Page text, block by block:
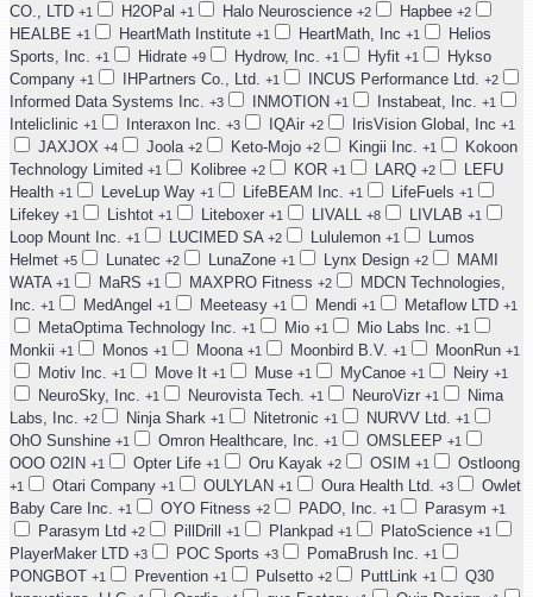
CO., LTD +1 H2OPal +1 Halo Neuroscience +2 Hapbee +2
HEALBE +1 HeartMath Institute +1 HeartMath, Inc +1
Helios
Sports, Inc. +1 Hidrate +9 Hydrow, Inc. +1 Hyfit +1
Hykso
Company +1 IHPartners Co., Ltd. +1 INCUS Performance Ltd. +2
Informed Data Systems Inc. +3 INMOTION +1 Instabeat, Inc. +1
Inteliclinic +1 Interaxon Inc. +3 IQAir +2 IrisVision Global, Inc +1
JAXJOX +4 Joola +2 Keto-Mojo +2 Kingii Inc. +1
Kokoon
Technology Limited +1 Kolibree +2 KOR +1 LARQ +2
LEFU
Health +1 LeveLup Way +1 LifeBEAM Inc. +1 LifeFuels +1
Lifekey +1 Lishtot +1 Liteboxer +1 LIVALL +8 LIVLAB +1
Loop Mount Inc. +1 LUCIMED SA +2 Lululemon +1
Lumos
Helmet +5 Lunatec +2 LunaZone +1 Lynx Design +2
MAMI
WATA +1 MaRS +1 MAXPRO Fitness +2
MDCN Technologies,
Inc. +1 MedAngel +1 Meeteasy +1 Mendi +1 Metaflow LTD +1
MetaOptima Technology Inc. +1 Mio +1 Mio Labs Inc. +1
Monkii +1 Monos +1 Moona +1 Moonbird B.V. +1 MoonRun +1
Motiv Inc. +1 Move It +1 Muse +1 MyCanoe +1 Neiry +1
NeuroSky, Inc. +1 Neurovista Tech. +1 NeuroVizr +1
Nima
Labs, Inc. +2 Ninja Shark +1 Nitetronic +1 NURVV Ltd. +1
OhO Sunshine +1 Omron Healthcare, Inc. +1 OMSLEEP +1
OOO O2IN +1 Opter Life +1 Oru Kayak +2 OSIM +1 Ostloong
+1 Otari Company +1 OULYLAN +1 Oura Health Ltd. +3
Owlet
Baby Care Inc. +1 OYO Fitness +2 PADO, Inc. +1 Parasym +1
Parasym Ltd +2 PillDrill +1 Plankpad +1 PlatoScience +1
PlayerMaker LTD +3 POC Sports +3 PomaBrush Inc. +1
PONGBOT +1 Prevention +1 Pulsetto +2 PuttLink +1
Q30